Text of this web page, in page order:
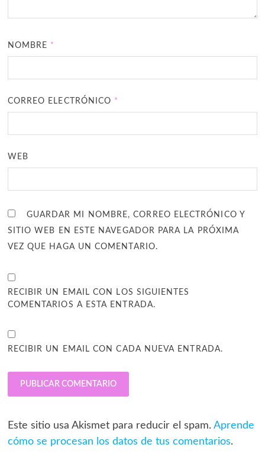
NOMBRE *
CORREO ELECTRÓNICO *
WEB
GUARDAR MI NOMBRE, CORREO ELECTRÓNICO Y
SITIO WEB EN ESTE NAVEGADOR PARA LA PRÓXIMA
VEZ QUE HAGA UN COMENTARIO.
RECIBIR UN EMAIL CON LOS SIGUIENTES
COMENTARIOS A ESTA ENTRADA.
RECIBIR UN EMAIL CON CADA NUEVA ENTRADA.
Este sitio usa Akismet para reducir el spam. Aprende
cómo se procesan los datos de tus comentarios.